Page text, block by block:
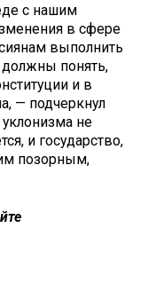
с нашим
в сфере
выполнить
должны понять,
и в
— подчеркнул
не
и государство,
позорным,